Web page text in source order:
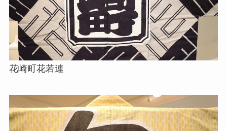
花崎町花若連